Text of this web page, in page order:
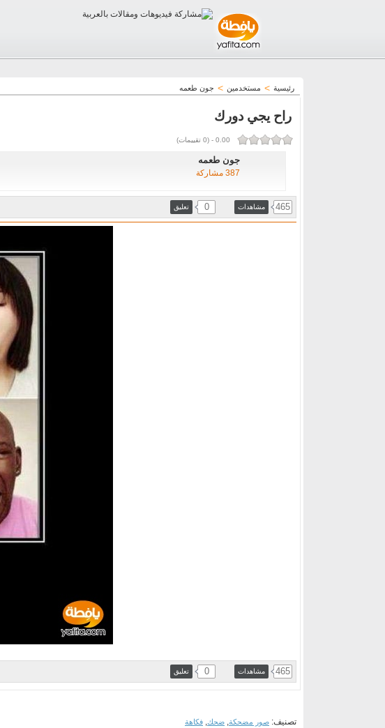
رئيسية > مستخدمين > جون طعمه
راح يجي دورك
0.00
-
(
0 تقييمات)
جون طعمه
387 مشاركة
465 مشاهدات 0 تعليق
465 مشاهدات 0 تعليق
تصنيف: صور مضحكة, ضحك, فكاهة